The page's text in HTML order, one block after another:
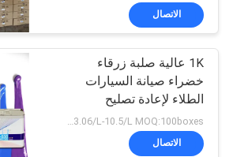
الاتصال
1K عالية صلبة زرقاء
خضراء صيانة السيارات
الطلاء لإعادة تصليح
السيارة
الاتصال